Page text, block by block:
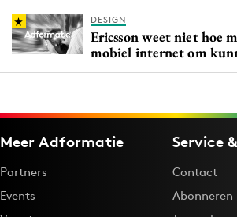
DESIGN
Ericsson weet niet hoe
mobiel internet om
Meer Adformatie
Partners
Events
Service
Contact
Abonneren